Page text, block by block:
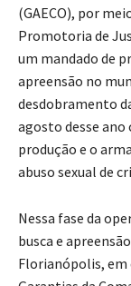
(GAECO), por
Promotoria de
um mandado de
apreensão no
desdobramento
agosto desse
produção e o
abuso sexual de
Nessa fase da
busca e
Florianópolis, em